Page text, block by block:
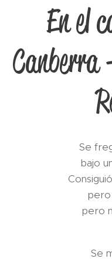
En el
Canberra
Se
bajo
pero
pero
Se